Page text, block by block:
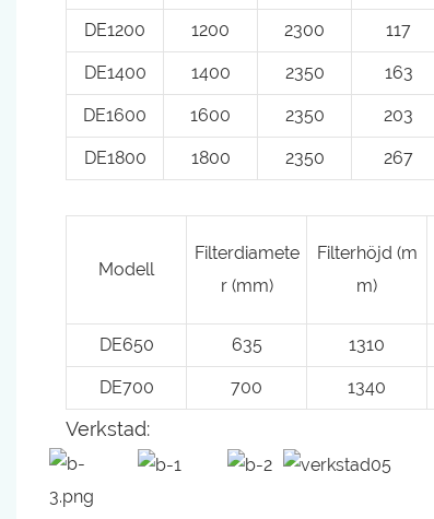
DE1200 1200 2300 117
DE1400 1400 2350 163
DE1600 1600 2350 203
DE1800 1800 2350 267
Modell
Filterdiamete
r (mm)
Filterhöjd (m
m)
DE650 635 1310
DE700 700 1340
Verkstad: